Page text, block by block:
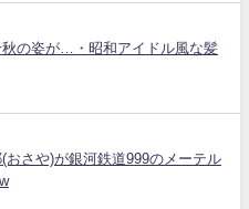
秋の姿が…・昭和アイドル風な髪
おさや)が銀河鉄道999のメーテル